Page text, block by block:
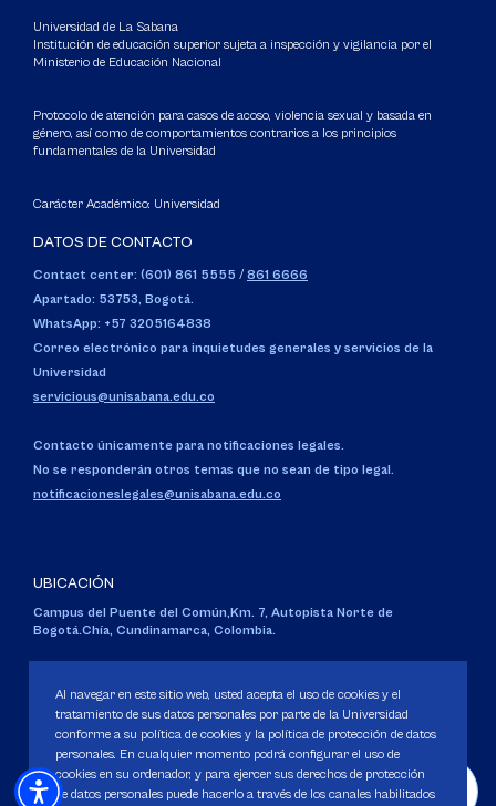
Universidad de La Sabana
Institución de educación superior sujeta a inspección y vigilancia por el
Ministerio de Educación Nacional
Protocolo de atención para casos de acoso, violencia sexual y basada en
género, así como de comportamientos contrarios a los principios
fundamentales de la Universidad
Carácter Académico: Universidad
DATOS DE CONTACTO
Contact center: (601) 861 5555 / 861 6666
Apartado: 53753, Bogotá.
WhatsApp: +57 3205164838
Correo electrónico para inquietudes generales y servicios de la
Universidad
servicious@unisabana.edu.co
Contacto únicamente para notificaciones legales.
No se responderán otros temas que no sean de tipo legal.
notificacioneslegales@unisabana.edu.co
UBICACIÓN
Campus del Puente del Común,Km. 7, Autopista Norte de
Bogotá.Chía, Cundinamarca, Colombia.
Personería Jurídica:Resolución 130 del 14 de enero de 1980.
Ministerio de Educación Nacional.
Al navegar en este sitio web, usted acepta el uso de cookies y el
tratamiento de sus datos personales por parte de la Universidad
conforme a su política de cookies y la política de protección de datos
personales. En cualquier momento podrá configurar el uso de
cookies en su ordenador, y para ejercer sus derechos de protección
de datos personales puede hacerlo a través de los canales habilitados